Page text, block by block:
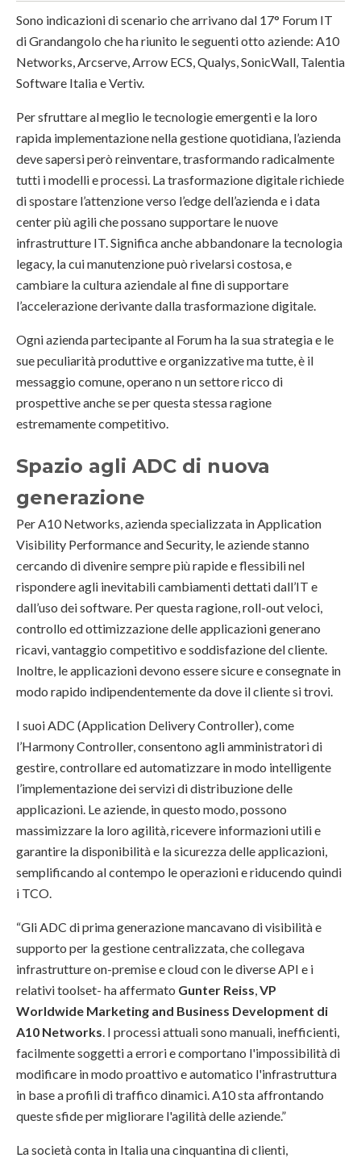
Sono indicazioni di scenario che arrivano dal 17° Forum IT
di Grandangolo che ha riunito le seguenti otto aziende: A10
Networks, Arcserve, Arrow ECS, Qualys, SonicWall, Talentia
Software Italia e Vertiv.
Per sfruttare al meglio le tecnologie emergenti e la loro
rapida implementazione nella gestione quotidiana, l’azienda
deve sapersi però reinventare, trasformando radicalmente
tutti i modelli e processi. La trasformazione digitale richiede
di spostare l’attenzione verso l’edge dell’azienda e i data
center più agili che possano supportare le nuove
infrastrutture IT. Significa anche abbandonare la tecnologia
legacy, la cui manutenzione può rivelarsi costosa, e
cambiare la cultura aziendale al fine di supportare
l’accelerazione derivante dalla trasformazione digitale.
Ogni azienda partecipante al Forum ha la sua strategia e le
sue peculiarità produttive e organizzative ma tutte, è il
messaggio comune, operano n un settore ricco di
prospettive anche se per questa stessa ragione
estremamente competitivo.
Spazio agli ADC di nuova
generazione
Per A10 Networks, azienda specializzata in Application
Visibility Performance and Security, le aziende stanno
cercando di divenire sempre più rapide e flessibili nel
rispondere agli inevitabili cambiamenti dettati dall’IT e
dall’uso dei software. Per questa ragione, roll-out veloci,
controllo ed ottimizzazione delle applicazioni generano
ricavi, vantaggio competitivo e soddisfazione del cliente.
Inoltre, le applicazioni devono essere sicure e consegnate in
modo rapido indipendentemente da dove il cliente si trovi.
I suoi ADC (Application Delivery Controller), come
l’Harmony Controller, consentono agli amministratori di
gestire, controllare ed automatizzare in modo intelligente
l’implementazione dei servizi di distribuzione delle
applicazioni. Le aziende, in questo modo, possono
massimizzare la loro agilità, ricevere informazioni utili e
garantire la disponibilità e la sicurezza delle applicazioni,
semplificando al contempo le operazioni e riducendo quindi
i TCO.
“Gli ADC di prima generazione mancavano di visibilità e
supporto per la gestione centralizzata, che collegava
infrastrutture on-premise e cloud con le diverse API e i
relativi toolset- ha affermato Gunter Reiss VP
Worldwide Marketing and Business Development di
A10 Networks . I processi attuali sono manuali, inefficienti,
facilmente soggetti a errori e comportano l'impossibilità di
modificare in modo proattivo e automatico l'infrastruttura
in base a profili di traffico dinamici. A10 sta affrontando
queste sfide per migliorare l'agilità delle aziende.”
La società conta in Italia una cinquantina di clienti,